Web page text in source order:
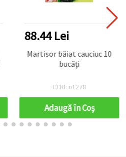
88.44 Lei
Martisor băiat cauciuc 10
bucăți
COD: n1278
Adaugă în Coş